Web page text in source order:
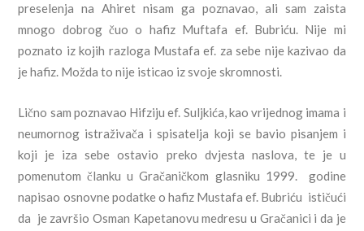
preselenja na Ahiret nisam ga poznavao, ali sam zaista
mnogo dobrog čuo o hafiz Muftafa ef. Bubriću. Nije mi
poznato iz kojih razloga Mustafa ef. za sebe nije kazivao da
je hafiz. Možda to nije isticao iz svoje skromnosti.
Lično sam poznavao Hifziju ef. Suljkića, kao vrijednog imama i
neumornog istraživača i spisatelja koji se bavio pisanjem i
koji je iza sebe ostavio preko dvjesta naslova, te je u
pomenutom članku u Gračaničkom glasniku 1999. godine
napisao osnovne podatke o hafiz Mustafa ef. Bubriću ističući
da je završio Osman Kapetanovu medresu u Gračanici i da je